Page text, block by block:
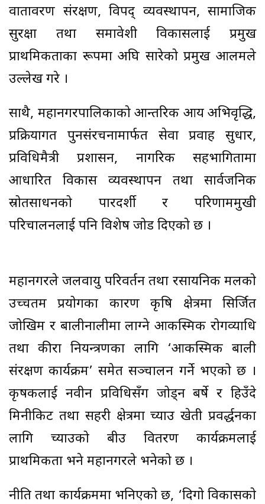
वातावरण संरक्षण, विपद् व्यवस्थापन, सामाजिक
सुरक्षा तथा समावेशी विकासलाई प्रमुख
प्राथमिकताका रूपमा अघि सारेको प्रमुख आलमले
उल्लेख गरे ।
साथै, महानगरपालिकाको आन्तरिक आय अभिवृद्धि,
प्रक्रियागत पुनसंरचनामार्फत सेवा प्रवाह सुधार,
प्रविधिमैत्री प्रशासन, नागरिक सहभागितामा
आधारित विकास व्यवस्थापन तथा सार्वजनिक
स्रोतसाधनको पारदर्शी र परिणाममुखी
परिचालनलाई पनि विशेष जोड दिएको छ ।
महानगरले जलवायु परिवर्तन तथा रसायनिक मलको
उच्चतम प्रयोगका कारण कृषि क्षेत्रमा सिर्जित
जोखिम र बालीनालीमा लाग्ने आकस्मिक रोगव्याधि
तथा कीरा नियन्त्रणका लागि ‘आकस्मिक बाली
संरक्षण कार्यक्रम’ समेत सञ्चालन गर्ने भएको छ ।
कृषकलाई नवीन प्रविधिसँग जोड्न बर्षे र हिउँदे
मिनीकिट तथा सहरी क्षेत्रमा च्याउ खेती प्रवर्द्धनका
लागि च्याउको बीउ वितरण कार्यक्रमलाई
प्राथमिकता भने महानगरले भनेको छ ।
नीति तथा कार्यक्रममा भनिएको छ, ‘दिगो विकासको